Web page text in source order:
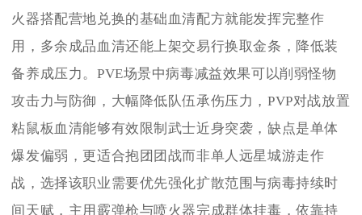
火器搭配营地兑换的基础血清配方就能发挥完整作
用，多余成品血清还能上架交易行换取金条，降低装
备养成压力。PVE场景中病毒减益效果可以削弱怪物
攻击力与防御，大幅降低队伍承伤压力，PVP对战放置
粘鼠板血清能够有效限制武士近身突袭，缺点是单体
爆发偏弱，更适合抱团团战而非单人远星城游走作
战，选择该职业需要优先强化扩散范围与病毒持续时
间天赋，主用霰弹枪与喷火器完成群体挂毒，依靠持